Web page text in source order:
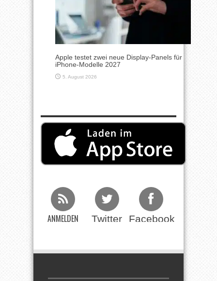
Apple testet zwei neue Display-Panels für
iPhone-Modelle 2027
5. August 2026
ANMELDEN Twitter Facebook